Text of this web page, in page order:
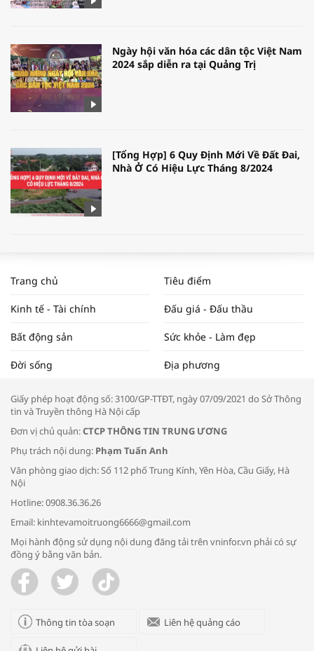
Ngày hội văn hóa các dân tộc Việt Nam
2024 sắp diễn ra tại Quảng Trị
[Tổng Hợp] 6 Quy Định Mới Về Đất Đai,
Nhà Ở Có Hiệu Lực Tháng 8/2024
NAM NĂM 2024 VÀ NĂM 2025 | NHỊP
ĐẬP THỊ TRƯỜNG #62
Tọa đàm “Xúc tiến thương mại: Khơi
Bác sĩ tư vấn cách phòng tránh bệnh
đường hô hấp trong thời tiết giao mùa
Trao yêu thương cho em
Trang chủ Tiêu điểm
Kinh tế - Tài chính Đấu giá - Đấu thầu
Bất động sản Sức khỏe - Làm đẹp
Đời sống Địa phương
Giấy phép hoạt động số: 3100/GP-TTĐT, ngày 07/09/2021 do Sở Thông
tin và Truyền thông Hà Nội cấp
Đơn vị chủ quản:CTCP THÔNG TIN TRUNG ƯƠNG
Phụ trách nội dung: Phạm Tuấn Anh
Văn phòng giao dịch: Số 112 phố Trung Kính, Yên Hòa, Cầu Giấy, Hà
Nội
Hotline: 0908.36.36.26
Email: kinhtevamoitruong6666@gmail.com
Mọi hành động sử dụng nội dung đăng tải trên vninfor.vn phải có sự
đồng ý bằng văn bản.
Thông tin tòa soạn Liên hệ quảng cáo